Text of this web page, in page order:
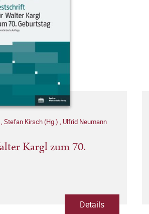
Stefan Kirsch (Hg.) Ulfrid Neumann
Kargl zum 70.
Details